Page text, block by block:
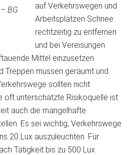
BG
auf Verkehrswegen und
Arbeitsplätzen Schnee
rechtzeitig zu entfernen
und bei Vereisungen
Mittel einzusetzen.
Treppen müssen geräumt und
sollten nicht
oft unterschätzte Risikoquelle ist
auch die mangelhafte
Es sei wichtig, Verkehrswege
20 Lux auszuleuchten. Für
Tätigkeit bis zu 500 Lux